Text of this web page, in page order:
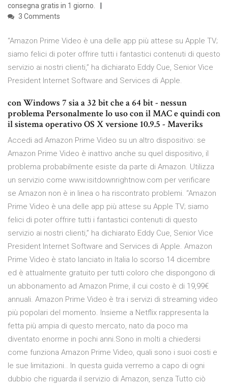
consegna gratis in 1 giorno.
3 Comments
“Amazon Prime Video è una delle app più attese su Apple TV;
siamo felici di poter offrire tutti i fantastici contenuti di questo
servizio ai nostri clienti,” ha dichiarato Eddy Cue, Senior Vice
President Internet Software and Services di Apple.
con Windows 7 sia a 32 bit che a 64 bit - nessun
problema Personalmente lo uso con il MAC e quindi con
il sistema operativo OS X versione 10.9.5 - Maveriks
Accedi ad Amazon Prime Video su un altro dispositivo: se
Amazon Prime Video è inattivo anche su quel dispositivo, il
problema probabilmente esiste da parte di Amazon. Utilizza
un servizio come www.isitdownrightnow.com per verificare
se Amazon non è in linea o ha riscontrato problemi. “Amazon
Prime Video è una delle app più attese su Apple TV; siamo
felici di poter offrire tutti i fantastici contenuti di questo
servizio ai nostri clienti,” ha dichiarato Eddy Cue, Senior Vice
President Internet Software and Services di Apple. Amazon
Prime Video è stato lanciato in Italia lo scorso 14 dicembre
ed è attualmente gratuito per tutti coloro che dispongono di
un abbonamento ad Amazon Prime, il cui costo è di 19,99€
annuali. Amazon Prime Video è tra i servizi di streaming video
più popolari del momento. Insieme a Netflix rappresenta la
fetta più ampia di questo mercato, nato da poco ma
diventato enorme in pochi anni.Sono in molti a chiedersi
come funziona Amazon Prime Video, quali sono i suoi costi e
le sue limitazioni.. In questa guida verremo a capo di ogni
dubbio che riguarda il servizio di Amazon, senza Tutto ciò